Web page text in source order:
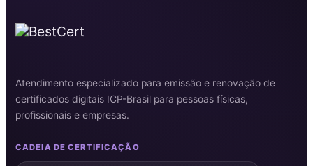
Atendimento especializado para emissão e renovação de
certificados digitais ICP-Brasil para pessoas físicas,
profissionais e empresas.
CADEIA DE CERTIFICAÇÃO